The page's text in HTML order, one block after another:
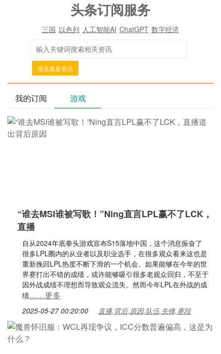
头条订阅服务
三国 以色列 人工智能AI ChatGPT 数字经济
搜索最新资讯
我的订阅 游戏
“谁去MSI谁被写歌！”Ning直言LPL赢不了LCK，
直播
自从2024年底拳头游戏宣布S15落地中国，这个消息振奋了
很多LPL圈内的从业者以及职业选手，在很多观众看来这也是
重新挽回LPL热度不断下滑的一个机会。如果能够在今年的世
界赛打出不错的成绩，或许能够吸引很多老观众回归，不至于
因外战成绩不理想而导致观众流失。然而今年LPL在外战的成
绩……更多
2025-05-27 00:20:00 直播,背后,原因,队伍,先锋,赛段